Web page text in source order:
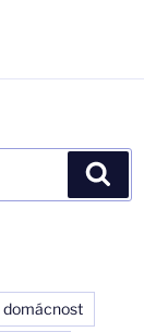
domácnost